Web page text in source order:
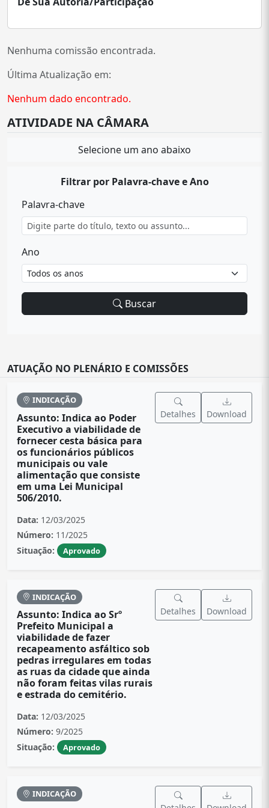
Nenhuma comissão encontrada.
Última Atualização em:
Nenhum dado encontrado.
ATIVIDADE NA CÂMARA
Selecione um ano abaixo
Filtrar por Palavra-chave e Ano
Palavra-chave
Ano
Buscar
ATUAÇÃO NO PLENÁRIO E COMISSÕES
INDICAÇÃO
Assunto: Indica ao Poder
Executivo a viabilidade de
fornecer cesta básica para
os funcionários públicos
municipais ou vale
alimentação que consiste
em uma Lei Municipal
506/2010.
Detalhes Download
Data: 12/03/2025
Número: 11/2025
Situação:
Aprovado
INDICAÇÃO
Assunto: Indica ao Srº
Prefeito Municipal a
viabilidade de fazer
recapeamento asfáltico sob
pedras irregulares em todas
as ruas da cidade que ainda
não foram feitas vilas rurais
e estrada do cemitério.
Detalhes Download
Data: 12/03/2025
Número: 9/2025
Situação:
Aprovado
INDICAÇÃO